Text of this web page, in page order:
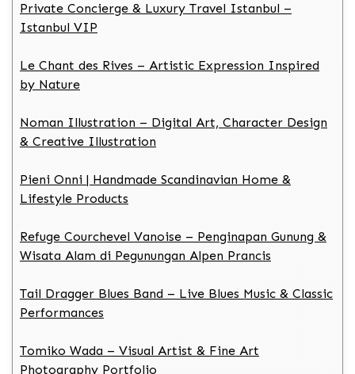
Private Concierge & Luxury Travel Istanbul –
Istanbul VIP
Le Chant des Rives – Artistic Expression Inspired
by Nature
Noman Illustration – Digital Art, Character Design
& Creative Illustration
Pieni Onni | Handmade Scandinavian Home &
Lifestyle Products
Refuge Courchevel Vanoise – Penginapan Gunung &
Wisata Alam di Pegunungan Alpen Prancis
Tail Dragger Blues Band – Live Blues Music & Classic
Performances
Tomiko Wada – Visual Artist & Fine Art
Photography Portfolio